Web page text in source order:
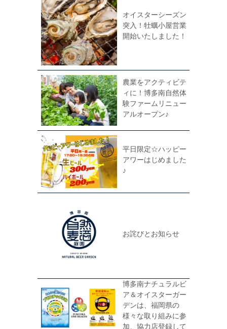
オイスターシーズン
突入！牡蠣小屋営業
開始いたしました！
農業をアクティビテ
ィに！博多南自然体
験ファームリニュー
アルオープン♪
平日限定☆ハッピー
アワーはじめました
♪
お詫びとお知らせ
博多南ナチュラルビ
ア＆オイスターガー
デンは、福岡県の
様々な取り組みに参
加、協力店登録して